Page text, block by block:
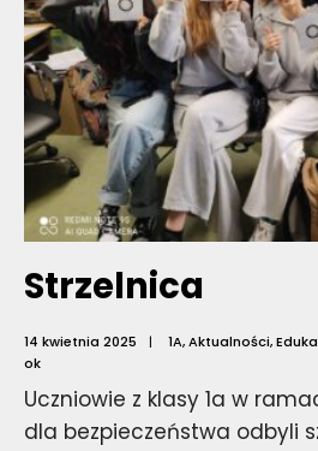
Strzelnica
14 kwietnia 2025 | 1A,Aktualności,
ok
Uczniowie z klasy 1a w
dla bezpieczeństwa odbyli